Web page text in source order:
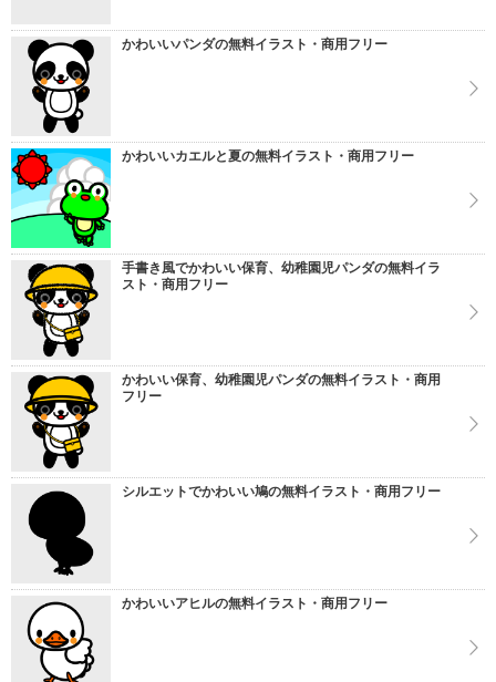
かわいいパンダの無料イラスト・商用フリー
かわいいカエルと夏の無料イラスト・商用フリー
手書き風でかわいい保育、幼稚園児パンダの無料イラ
スト・商用フリー
かわいい保育、幼稚園児パンダの無料イラスト・商用
フリー
シルエットでかわいい鳩の無料イラスト・商用フリー
かわいいアヒルの無料イラスト・商用フリー